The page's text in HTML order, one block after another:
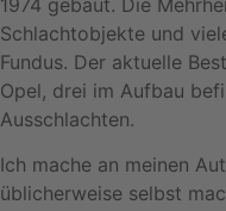
Schlachtobjekte und
Fundus. Der aktuelle
Opel, drei im Aufbau
Ausschlachten.
Ich mache an meinen
üblicherweise selbst